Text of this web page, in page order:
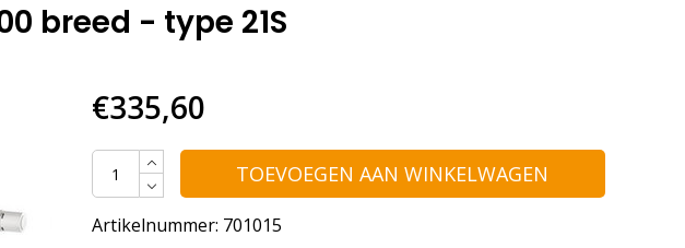
breed - type 21S
€335,60
TOEVOEGEN AAN WINKELWAGEN
Artikelnummer: 701015